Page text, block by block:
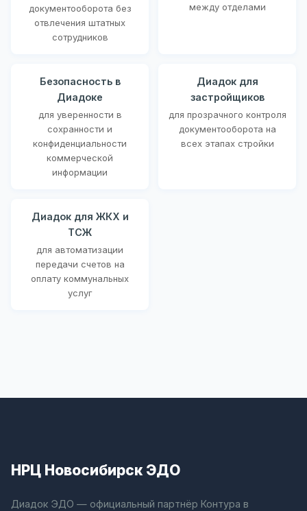
документооборота без
отвлечения штатных
сотрудников
между отделами
Безопасность в
Диадоке
для уверенности в
сохранности и
конфиденциальности
коммерческой
информации
Диадок для
застройщиков
для прозрачного контроля
документооборота на
всех этапах стройки
Диадок для ЖКХ и
ТСЖ
для автоматизации
передачи счетов на
оплату коммунальных
услуг
НРЦ Новосибирск ЭДО
Диадок ЭДО — официальный партнёр Контура в